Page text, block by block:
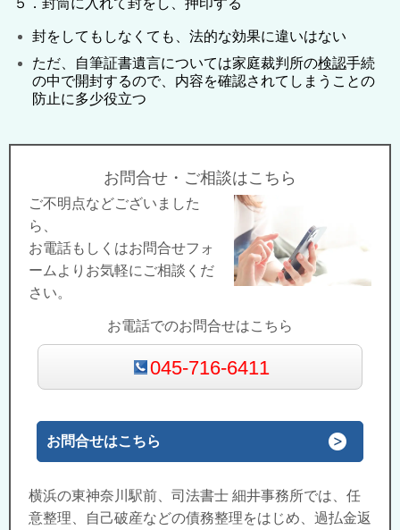
５．封筒に入れて封をし、押印する
封をしてもしなくても、法的な効果に違いはない
ただ、自筆証書遺言については家庭裁判所の検認手続
の中で開封するので、内容を確認されてしまうことの
防止に多少役立つ
お問合せ・ご相談はこちら
ご不明点などございました
ら、
お電話もしくはお問合せフォ
ームよりお気軽にご相談くだ
さい。
お電話でのお問合せはこちら
045-716-6411
お問合せはこちら
横浜の東神奈川駅前、司法書士 細井事務所では、任
意整理、自己破産などの債務整理をはじめ、過払金返